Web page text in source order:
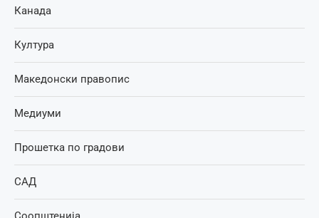
Канада
Култура
Македонски правопис
Медиуми
Прошетка по градови
САД